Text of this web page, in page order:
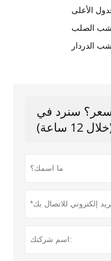
الأعلى
الصلب
الدردار
سنرد في